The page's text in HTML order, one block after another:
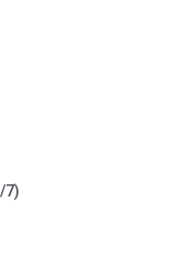
7)